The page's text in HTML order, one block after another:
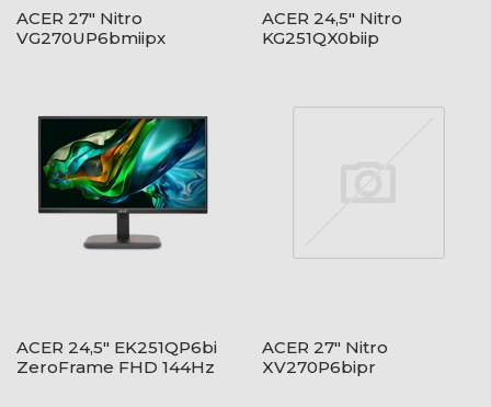
ACER 27" Nitro
VG270UP6bmiipx
ACER 24,5" Nitro
KG251QX0biip
ACER 24,5" EK251QP6bi
ZeroFrame FHD 144Hz
ACER 27" Nitro
XV270P6bipr